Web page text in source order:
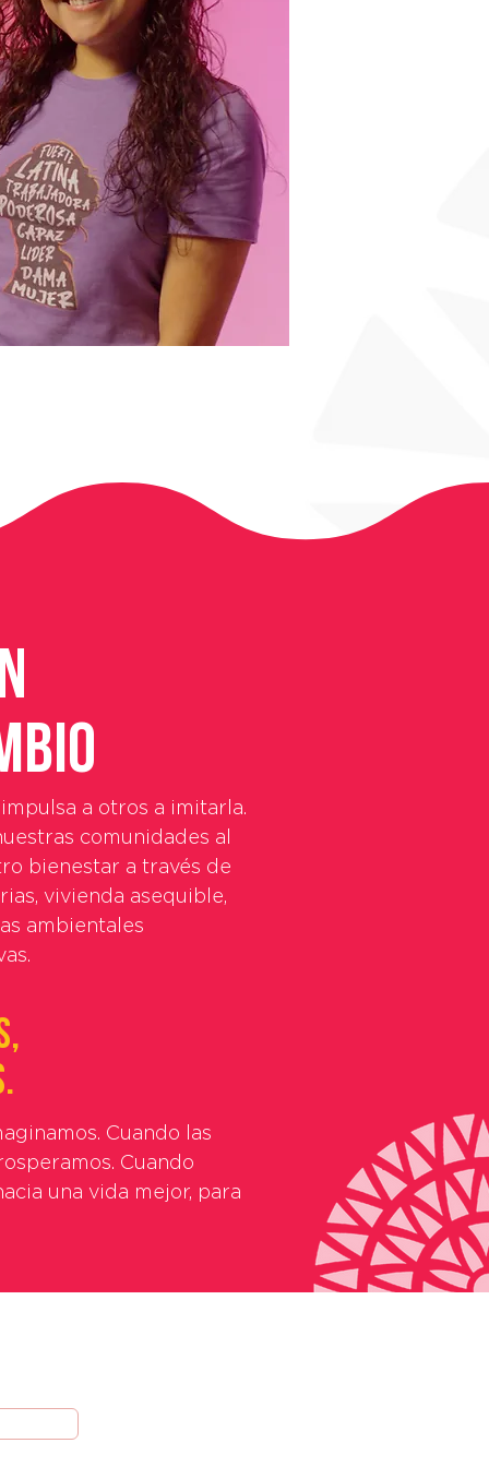
a otros a imitarla.
comunidades al
bienestar a través de
vivienda asequible,
ambientales
Cuando las
Cuando
una vida mejor, para